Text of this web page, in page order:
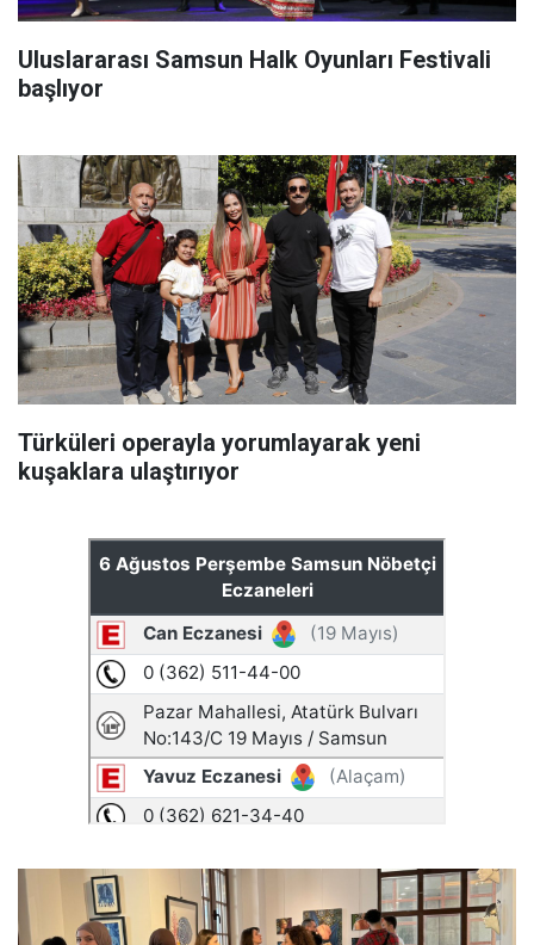
Uluslararası Samsun Halk Oyunları Festivali
başlıyor
Türküleri operayla yorumlayarak yeni
kuşaklara ulaştırıyor